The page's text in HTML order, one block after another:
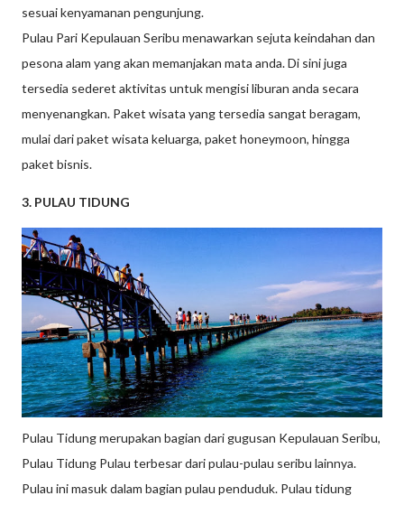
sesuai kenyamanan pengunjung.
Pulau Pari Kepulauan Seribu menawarkan sejuta keindahan dan
pesona alam yang akan memanjakan mata anda. Di sini juga
tersedia sederet aktivitas untuk mengisi liburan anda secara
menyenangkan. Paket wisata yang tersedia sangat beragam,
mulai dari paket wisata keluarga, paket honeymoon, hingga
paket bisnis.
3. PULAU TIDUNG
Pulau Tidung merupakan bagian dari gugusan Kepulauan Seribu,
Pulau Tidung Pulau terbesar dari pulau-pulau seribu lainnya.
Pulau ini masuk dalam bagian pulau penduduk. Pulau tidung